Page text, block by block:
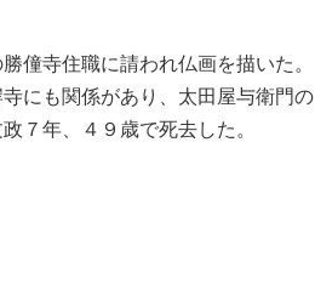
僮寺住職に請われ仏画を描いた。
にも関係があり、太田屋与衛門の
７年、４９歳で死去した。